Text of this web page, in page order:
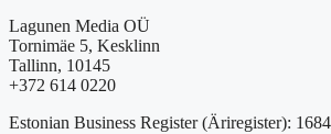
Lagunen Media OÜ
Tornimäe 5, Kesklinn
Tallinn, 10145
+372 614 0220
Estonian Business Register (Äriregister):